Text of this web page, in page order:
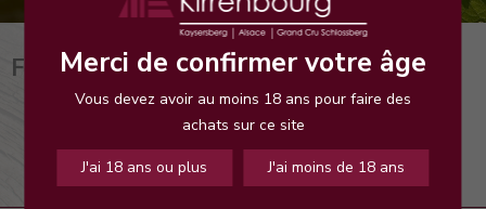
Merci de confirmer votre âge
Vous devez avoir au moins 18 ans pour faire des
achats sur ce site
J'ai 18 ans ou plus J'ai moins de 18 ans
Fournisseurs